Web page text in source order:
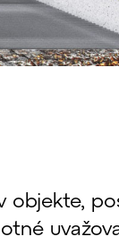
objekte,